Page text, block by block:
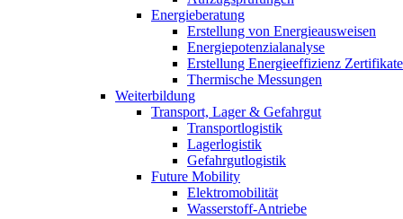
Energieberatung
Erstellung von Energieausweisen
Energiepotenzialanalyse
Erstellung Energieeffizienz Zertifikate
Thermische Messungen
Weiterbildung
Transport, Lager & Gefahrgut
Transportlogistik
Lagerlogistik
Gefahrgutlogistik
Future Mobility
Elektromobilität
Wasserstoff-Antriebe